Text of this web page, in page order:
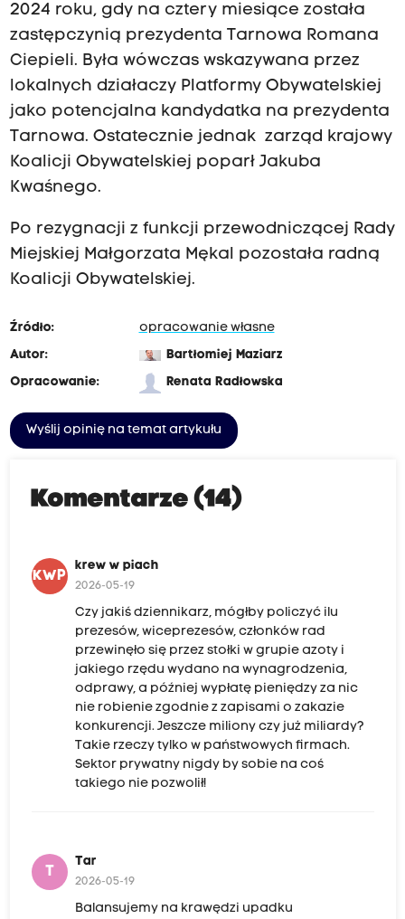
2024 roku, gdy na cztery miesiące została
zastępczynią prezydenta Tarnowa Romana
Ciepieli. Była wówczas wskazywana przez
lokalnych działaczy Platformy Obywatelskiej
jako potencjalna kandydatka na prezydenta
Tarnowa. Ostatecznie jednak zarząd krajowy
Koalicji Obywatelskiej poparł Jakuba
Kwaśnego.
Po rezygnacji z funkcji przewodniczącej Rady
Miejskiej Małgorzata Mękal pozostała radną
Koalicji Obywatelskiej.
Źródło:
opracowanie własne
Autor:
Bartłomiej Maziarz
Opracowanie:
Renata Radłowska
Wyślij opinię na temat artykułu
Komentarze (14)
KWP
krew w piach
2026-05-19
Czy jakiś dziennikarz, mógłby policzyć ilu
prezesów, wiceprezesów, członków rad
przewinęło się przez stołki w grupie azoty i
jakiego rzędu wydano na wynagrodzenia,
odprawy, a później wypłatę pieniędzy za nic
nie robienie zgodnie z zapisami o zakazie
konkurencji. Jeszcze miliony czy już miliardy?
Takie rzeczy tylko w państwowych firmach.
Sektor prywatny nigdy by sobie na coś
takiego nie pozwolił!
T
Tar
2026-05-19
Balansujemy na krawędzi upadku